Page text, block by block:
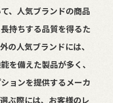
、人気ブランドの商品
持ちする品質を得るた
の人気ブランドには、
を備えた製品が多く、
ョンを提供するメーカ
ぶ際には、お客様のレ